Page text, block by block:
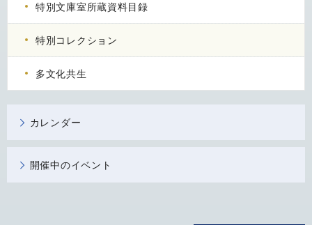
特別文庫室所蔵資料目録
特別コレクション
多文化共生
カレンダー
開催中のイベント